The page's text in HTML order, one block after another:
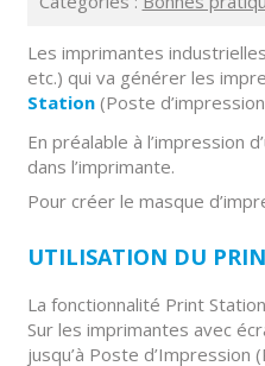
Les imprimantes
etc.) qui va générer les
Station(Poste
En préalable à l’impression
dans l’imprimante.
Pour créer le masque
UTILISATION DU
La fonctionnalité Print
Sur les imprimantes avec
jusqu’à Poste d’Impression